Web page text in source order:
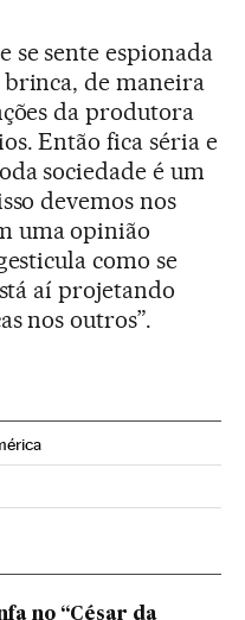
se sente espionada
de maneira
da produtora
Então fica séria e
sociedade é um
devemos nos
uma opinião
como se
aí projetando
nos outros”.
Facebook
no “César da